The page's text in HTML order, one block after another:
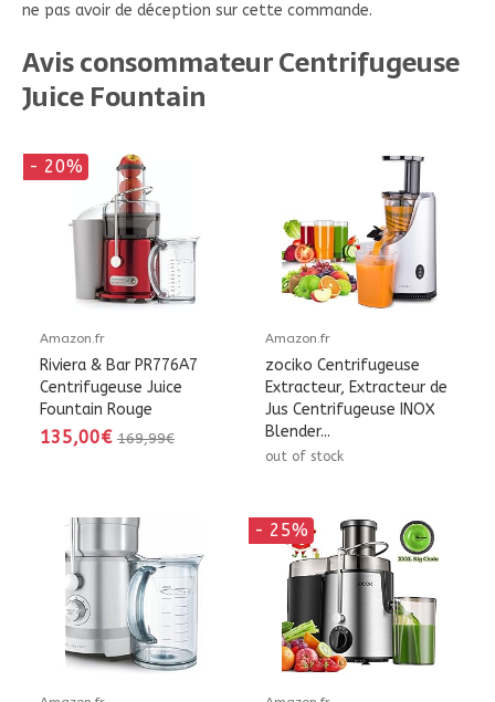
ne pas avoir de déception sur cette commande.
Avis consommateur Centrifugeuse
Juice Fountain
- 20%
Amazon.fr
Riviera & Bar PR776A7
Centrifugeuse Juice
Fountain Rouge
135,00€ 169,99€
Amazon.fr
zociko Centrifugeuse
Extracteur, Extracteur de
Jus Centrifugeuse INOX
Blender...
out of stock
- 25%